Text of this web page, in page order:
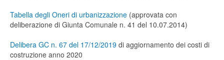
Tabella degli Oneri di urbanizzazione (approvata con
deliberazione di Giunta Comunale n. 41 del 10.07.2014)
Delibera GC n. 67 del 17/12/2019 di aggiornamento dei costi di
costruzione anno 2020